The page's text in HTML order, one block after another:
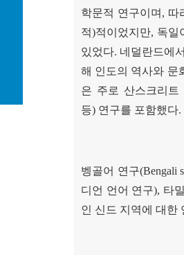
학문적 연구이며 , 따
적)적이었지만, 독일
있었다. 네덜란드에
해 인도의 역사와 문
은 주로 산스크리트
등) 연구를 포함했다.
벵골어 연구(Bengali
디언 언어 연구), 타
인 신드 지역에 대한